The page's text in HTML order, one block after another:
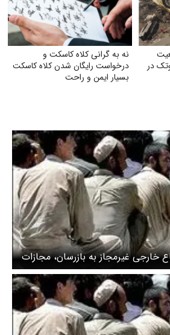
در
نه به گرانی کلاه کاسکت و
درخواست رایگان شدن کلاه کاسکت
بسیار ایمن و راحت
خارجی غیرمجاز به بازرسان، مجازات